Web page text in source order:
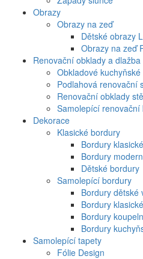
Obrazy
Obrazy na zeď
Dětské obrazy
Obrazy na zeď
Renovační obklady a dlažba
Obkladové
Podlahová renovační
Renovační obklady
Samolepící renovační
Dekorace
Klasické bordury
Bordury
Bordury
Dětské bordury
Samolepící bordury
Bordury dětské
Bordury
Bordury
Bordury
Samolepící tapety
Fólie Design